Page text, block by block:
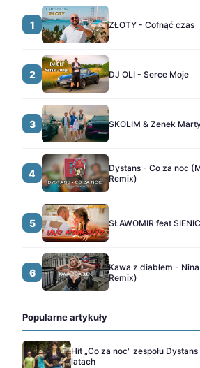
1 ZŁOTY - Cofnąć czas
2 DJ OLI - Serce Moje
3 SKOLIM & Zenek
4
Dystans - Co za noc
Remix)
5 SŁAWOMIR feat
6
Kawa z diabłem -
Remix)
Popularne artykuły
Hit „Co za noc" zespołu
latach